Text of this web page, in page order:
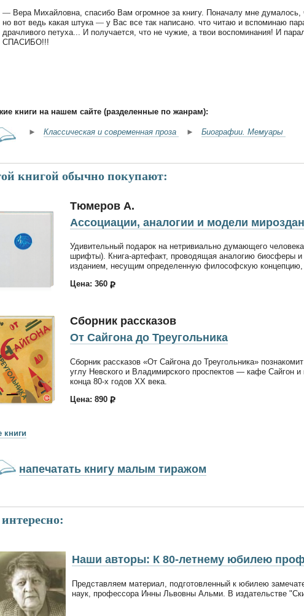
— Вера Михайловна, спасибо Вам огромное за книгу. Поначалу мне
но вот ведь какая штука — у Вас все так написано. что читаю и вспоминаю
драчливого петуха... И получается, что не чужие, а твои воспоминания! И
СПАСИБО!!!
книги на нашем сайте (разделенные по жанрам):
► Классическая и современная проза ► Биографии. Мемуары
книгой обычно покупают:
Тюмеров А.
Ассоциации, аналогии и модели
Удивительный подарок на нетривиально думающего
шрифты). Книга-артефакт, проводящая аналогию биосферы
изданием, несущим определенную философскую
Цена: 360
Сборник рассказов
От Сайгона до Треугольника
Сборник рассказов «От Сайгона до Треугольника»
углу Невского и Владимирского проспектов — кафе Сайгон
конца 80-х годов ХХ века.
Цена: 890
книги
напечатать книгу малым тиражом
Наши авторы: К 80-летнему юбилею
Представляем материал, подготовленный к юбилею
наук, профессора Инны Львовны Альми. В издательстве